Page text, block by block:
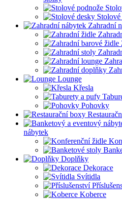
Zahradní
Lounge
Křesla
Pohovky
nábytek
Doplňky
Dekorace
Svítidla
Koberce